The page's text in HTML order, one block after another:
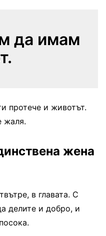
да имам
протече и животът.
жаля.
жена
в главата. С
делите и добро, и